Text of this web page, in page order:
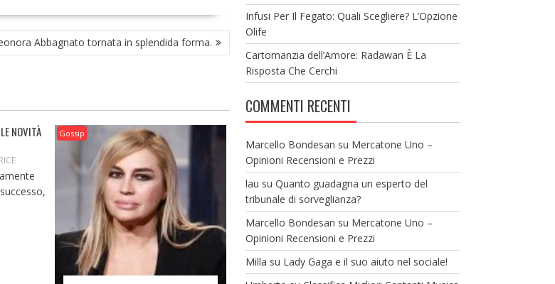
Abbagnato tornata in splendida forma.
NOVITÀ Gossip
Infusi Per Il Fegato: Quali Scegliere? L’Opzione
Olife
Cartomanzia dell’Amore: Radawan È La
Risposta Che Cerchi
COMMENTI RECENTI
Marcello Bondesan su Mercatone Uno –
Opinioni Recensioni e Prezzi
lau su Quanto guadagna un esperto del
tribunale di sorveglianza?
Marcello Bondesan su Mercatone Uno –
Opinioni Recensioni e Prezzi
Milla su Lady Gaga e il suo aiuto nel sociale!